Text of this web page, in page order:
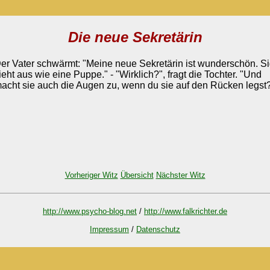
Die neue Sekretärin
Vater schwärmt: "Meine neue Sekretärin ist wunderschön.
aus wie eine Puppe." - "Wirklich?", fragt die Tochter. "Und
sie auch die Augen zu, wenn du sie auf den Rücken
Vorheriger Witz Übersicht Nächster Witz
http://www.psycho-blog.net / http://www.falkrichter.de
Impressum / Datenschutz